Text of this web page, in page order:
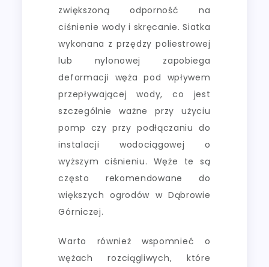
zwiększoną odporność na
ciśnienie wody i skręcanie. Siatka
wykonana z przędzy poliestrowej
lub nylonowej zapobiega
deformacji węża pod wpływem
przepływającej wody, co jest
szczególnie ważne przy użyciu
pomp czy przy podłączaniu do
instalacji wodociągowej o
wyższym ciśnieniu. Węże te są
często rekomendowane do
większych ogrodów w Dąbrowie
Górniczej.
Warto również wspomnieć o
wężach rozciągliwych, które